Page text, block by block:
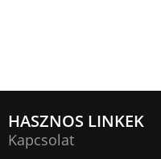
HASZNOS LINKEK
Kapcsolat